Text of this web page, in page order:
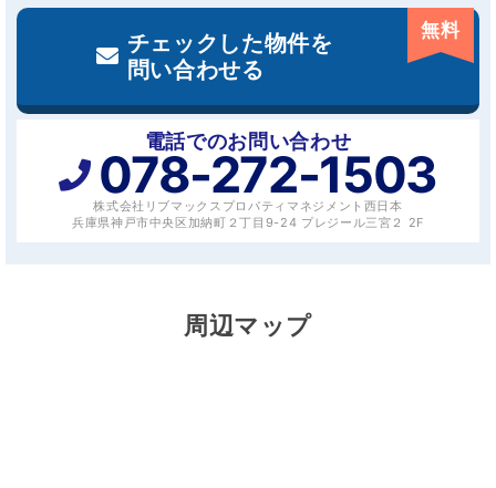
チェックした物件を
問い合わせる
無料
電話でのお問い合わせ
078-272-1503
株式会社リブマックスプロパティマネジメント西日本
兵庫県神戸市中央区加納町２丁目9-24 プレジール三宮２ 2F
周辺マップ